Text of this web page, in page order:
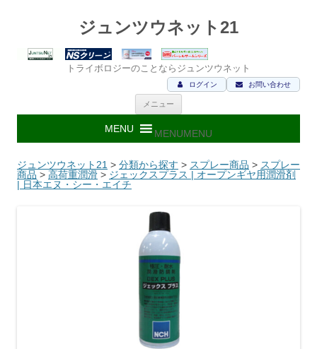
ジュンツウネット21
トライボロジーのことならジュンツウネット
お問い合わせ
ログイン
メニュー
ン
ツ
キ
ッ
MENUMENU
ジュンツウネット21 > 分類から探す > スプレー商品 > スプレー
商品 > 高荷重潤滑 > ジェックスプラス | オープンギヤ用潤滑剤
| 日本エヌ・シー・エイチ